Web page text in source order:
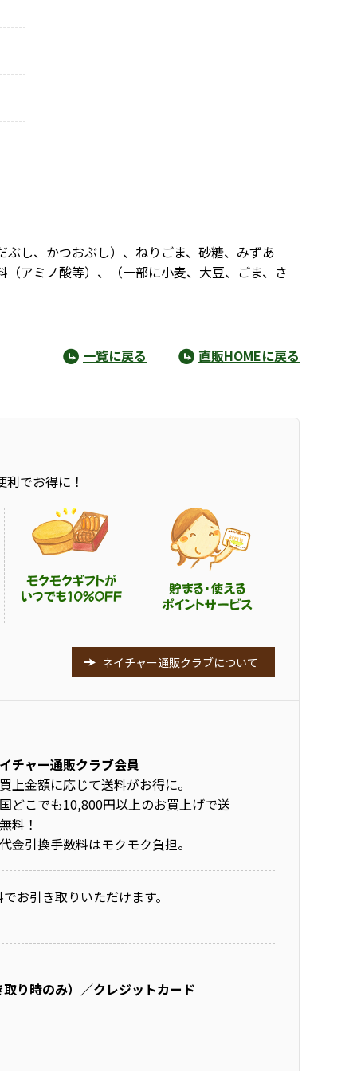
し、かつおぶし）、ねりごま、砂糖、みずあ
アミノ酸等）、（一部に小麦、大豆、ごま、さ
一覧に戻る 直販HOMEに戻る
でお得に！
ネイチャー通販クラブについて
チャー通販クラブ会員
上金額に応じて送料がお得に。
どこでも10,800円以上のお買上げで送
料！
代金引換手数料はモクモク負担。
お引き取りいただけます。
り時のみ）／クレジットカード